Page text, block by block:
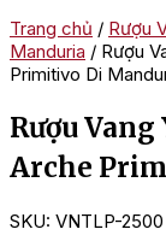
Trang chủ / Rượu
Manduria / Rượu
Primitivo Di
Rượu
Arche
SKU: VNTLP-2500